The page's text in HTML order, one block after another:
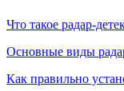
Что такое радар-
Основные виды
Как правильно